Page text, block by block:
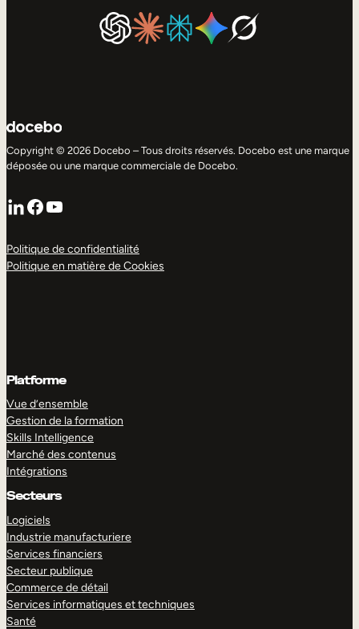
Copyright © 2026 Docebo – Tous droits réservés. Docebo est une marque
déposée ou une marque commerciale de Docebo.
LinkedIn
Facebook
YouTube
Politique de confidentialité
Politique en matière de Cookies
Platforme
Vue d’ensemble
Gestion de la formation
Skills Intelligence
Marché des contenus
Intégrations
Secteurs
Logiciels
Industrie manufacturiere
Services financiers
Secteur publique
Commerce de détail
Services informatiques et techniques
Santé